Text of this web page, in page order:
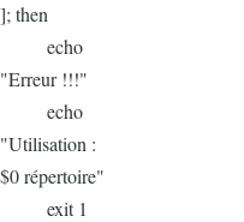
]; then
echo
"Erreur !!!"
echo
"Utilisation :
$0 répertoire"
exit 1